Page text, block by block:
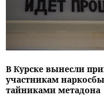
В Курске вынесли
участникам
тайниками метадона